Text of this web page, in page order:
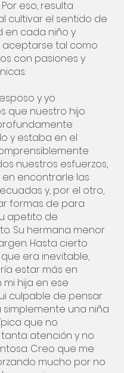
eso, resulta
cultivar el sentido de
en cada niño y
aceptarse tal como
con pasiones y
y yo
que nuestro hijo
y estaba en el
nuestros esfuerzos,
en encontrarle las
y, por el otro,
formas de para
apetito de
Su hermana menor
Hasta cierto
era inevitable,
estar más en
hija en ese
culpable de pensar
una niña
que no
atención y no
Creo que me
mucho por no